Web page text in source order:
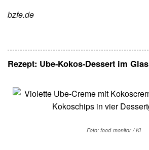
bzfe.de
Rezept: Ube-Kokos-Dessert im Glas
Foto: food-monitor / KI